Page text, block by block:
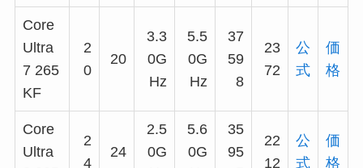
Core
Ultra
7 265
KF
2
0
20
3.3
0G
Hz
5.5
0G
Hz
37
59
8
23
72
公
式
価
格
Core
Ultra
2
4
24
2.5
0G
5.6
0G
35
95
22
12
公
式
価
格